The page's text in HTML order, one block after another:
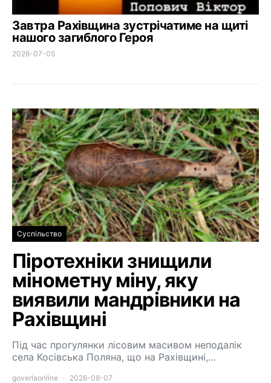
Завтра Рахівщина зустрічатиме на щиті
нашого загиблого Героя
2026-07-05
Суспільство
Піротехніки знищили
мінометну міну, яку
виявили мандрівники на
Рахівщині
Під час прогулянки лісовим масивом неподалік
села Косівська Поляна, що на Рахівщині,…
goverlaonline 2026-08-07